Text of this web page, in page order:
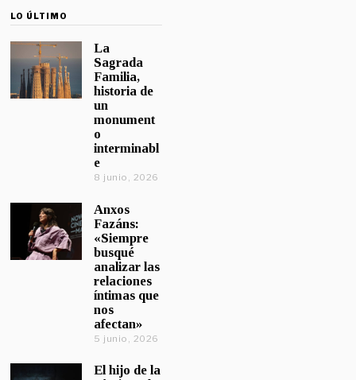
LO ÚLTIMO
La
Sagrada
Familia,
historia de
un
monument
o
interminabl
e
8 junio, 2026
Anxos
Fazáns:
«Siempre
busqué
analizar las
relaciones
íntimas que
nos
afectan»
5 junio, 2026
El hijo de la